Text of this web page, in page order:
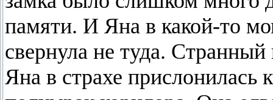
памяти. И Яна в какой-то
свернула не туда.
Яна в страхе прислонилась